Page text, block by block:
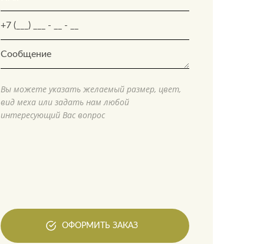
Вы можете указать желаемый размер, цвет,
вид меха или задать нам любой
интересующий Вас вопрос
ОФОРМИТЬ ЗАКАЗ